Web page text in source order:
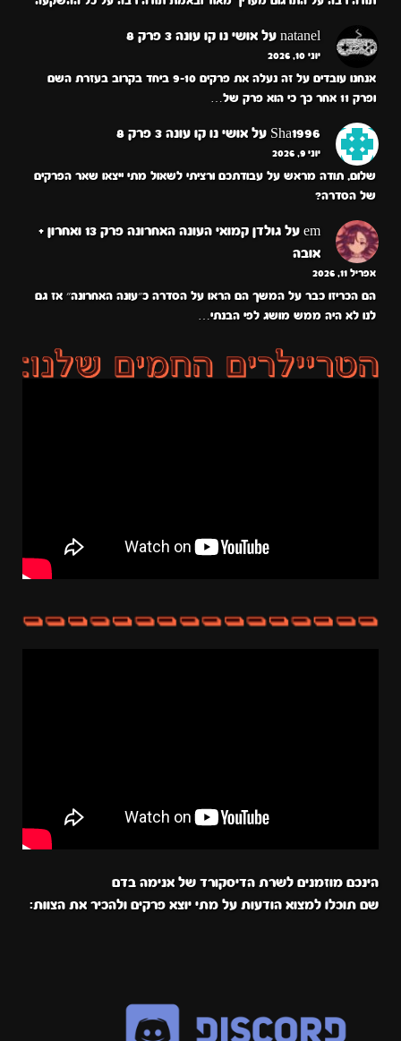
natanel על אושי נו קו עונה 3 פרק 8
יוני 10, 2026
אנחנו עובדים על זה נעלה את פרקים 9-10 ביחד בקרוב בעזרת השם
ופרק 11 אחר כך כי הוא פרק של…
Sha1996 על אושי נו קו עונה 3 פרק 8
יוני 9, 2026
שלום, תודה מראש על עבודתכם ורציתי לשאול מתי ייצאו שאר הפרקים
של הסדרה?
em על
גולדן קמואי העונה האחרונה פרק 13 ואחרון +
אובה
אפריל 11, 2026
הם הכריזו כבר על המשך הם הראו על הסדרה כ״עונה האחרונה״ אז גם
לנו לא היה ממש מושג לפי הבנתי…
הינכם מוזמנים לשרת הדיסקורד של אנימה בדם
שם תוכלו למצוא הודעות על מתי יוצא פרקים ולהכיר את הצוות: